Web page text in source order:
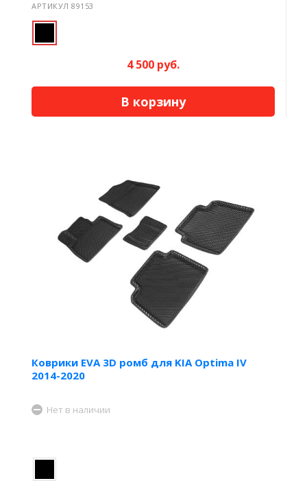
АРТИКУЛ 89153
4 500 руб.
В корзину
Коврики EVA 3D ромб для KIA Optima IV
2014-2020
Нет в наличии